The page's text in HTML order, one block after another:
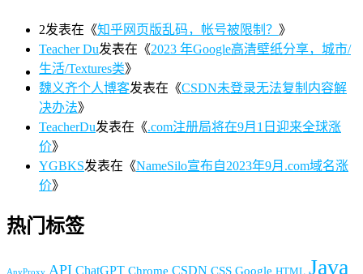
2发表在《知乎网页版乱码，帐号被限制？ 》
Teacher Du发表在《2023 年Google高清壁纸分享，城市/
生活/Textures类》
魏义齐个人博客发表在《CSDN未登录无法复制内容解
决办法》
TeacherDu发表在《.com注册局将在9月1日迎来全球涨
价》
YGBKS发表在《NameSilo宣布自2023年9月.com域名涨
价》
热门标签
AnyProxy API ChatGPT Chrome CSDN CSS Google HTML Java